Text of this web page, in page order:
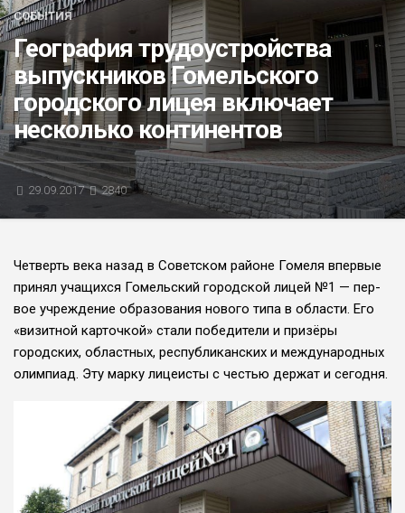
БЛИЦ-ОПРОС
АФИША
СОБЫТИЯ
География трудоустройства
выпускников Гомельского
городского лицея включает
несколько континентов
29.09.2017 2840
Четверть века назад в Советском рай­оне Гомеля впервые
принял учащихся Гомельский городской лицей №1 — пер­
вое учреждение образования нового типа в области. Его
«визитной карточкой» ста­ли победители и призёры
городских, об­ластных, республиканских и международ­ных
олимпиад. Эту марку лицеисты с че­стью держат и сегодня.